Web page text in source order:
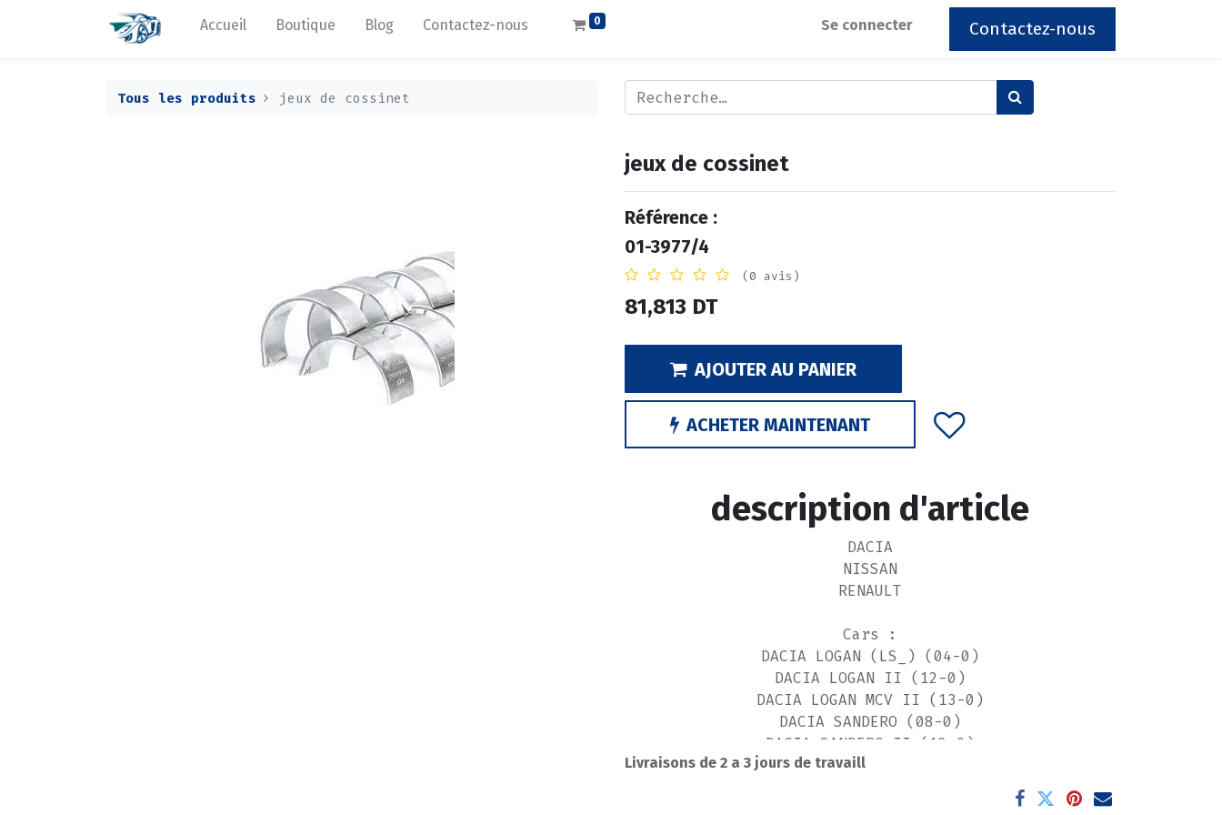
Accueil Boutique Blog Contactez-nous 0 Se connecter Contactez-nous
Tous les produits jeux de cossinet
jeux de cossinet
Référence :
01-3977/4
(0 avis)
81,813 DT
AJOUTER AU PANIER
ACHETER MAINTENANT
description d'article
DACIA
NISSAN
RENAULT
Cars :
DACIA LOGAN (LS_) (04-0)
DACIA LOGAN II (12-0)
DACIA LOGAN MCV II (13-0)
DACIA SANDERO (08-0)
DACIA SANDERO II (12-0)
NISSAN KUBISTAR Van (X76) (03-0)
Livraisons de 2 a 3 jours de travaill